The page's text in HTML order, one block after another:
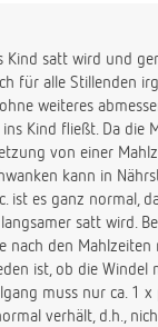
Kind satt wird und
für alle Stillenden
weiteres
Kind fließt. Da die
von einer
kann in
ist es ganz normal,
satt wird.
nach den
ist, ob die Windel
muss nur ca. 1
verhält, d.h.,